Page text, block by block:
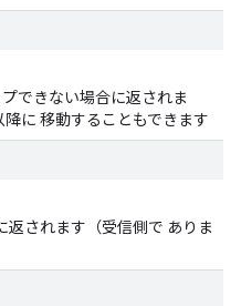
できない場合に返されま
に 移動することもできます
返されます（受信側で ありま